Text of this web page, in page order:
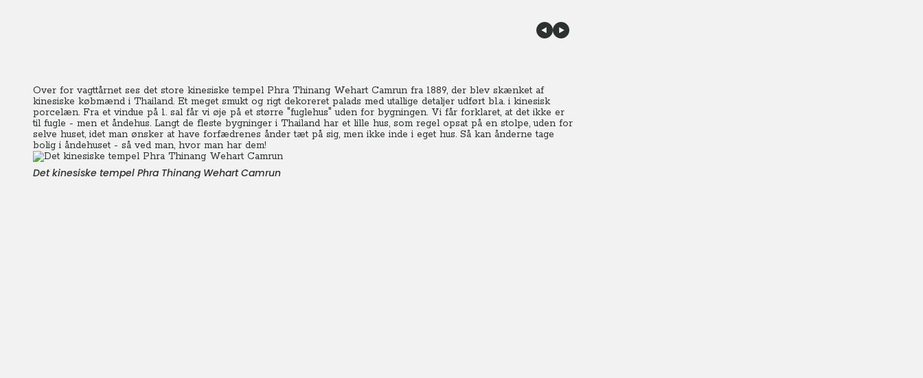
Over for vagttårnet ses det store kinesiske tempel Phra Thinang Wehart Camrun fra 1889, der blev skænket af
kinesiske købmænd i Thailand. Et meget smukt og rigt dekoreret palads med utallige detaljer udført bl.a. i kinesisk
porcelæn. Fra et vindue på 1. sal får vi øje på et større "fuglehus" uden for bygningen. Vi får forklaret, at det ikke er
til fugle - men et åndehus. Langt de fleste bygninger i Thailand har et lille hus, som regel opsat på en stolpe, uden for
selve huset, idet man ønsker at have forfædrenes ånder tæt på sig, men ikke inde i eget hus. Så kan ånderne tage
bolig i åndehuset - så ved man, hvor man har dem!
Det kinesiske tempel Phra Thinang Wehart Camrun